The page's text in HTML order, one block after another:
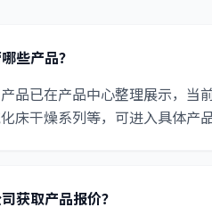
些产品？
品已在产品中心整理展示，当
床干燥系列等，可进入具体产
获取产品报价？